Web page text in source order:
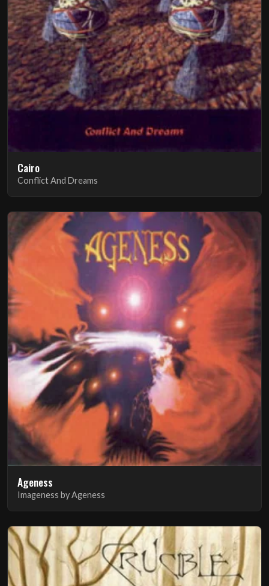
Cairo
Conflict And Dreams
Ageness
Imageness by Ageness